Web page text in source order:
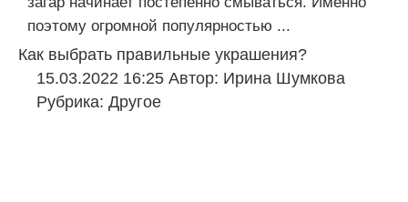
поэтому огромной популярностью ...
Как выбрать правильные украшения?
15.03.2022 16:25 Автор: Ирина Шумкова
Рубрика: Другое